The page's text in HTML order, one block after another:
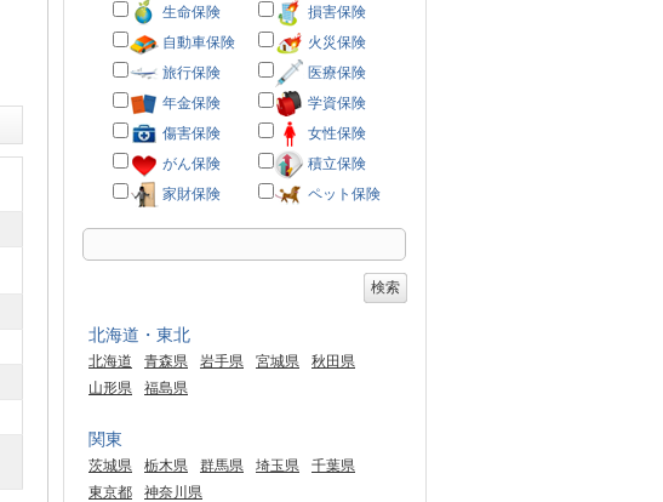
生命保険
損害保険
自動車保険
火災保険
旅行保険
医療保険
年金保険
学資保険
傷害保険
女性保険
がん保険
積立保険
家財保険
ペット保険
北海道・東北
北海道 青森県 岩手県 宮城県
秋田県
山形県
福島県
関東
茨城県 栃木県 群馬県 埼玉県
千葉県
東京都
神奈川県